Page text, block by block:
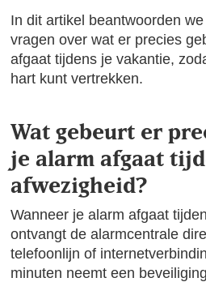
In dit artikel beantwoorden
vragen over wat er precies
afgaat tijdens je vakantie,
hart kunt vertrekken.
Wat gebeurt er
je alarm afgaat
afwezigheid?
Wanneer je alarm afgaat
ontvangt de alarmcentrale
telefoonlijn of
minuten neemt een